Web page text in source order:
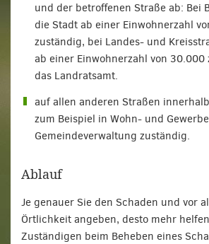
und der betroffenen Straße ab: Bei
die Stadt ab einer Einwohnerzahl
zuständig, bei Landes- und
ab einer Einwohnerzahl von 30.000
das Landratsamt.
auf allen anderen Straßen
zum Beispiel in Wohn- und
Gemeindeverwaltung zuständig.
Ablauf
Je genauer Sie den Schaden und vor
Örtlichkeit angeben, desto mehr
Zuständigen beim Beheben eines